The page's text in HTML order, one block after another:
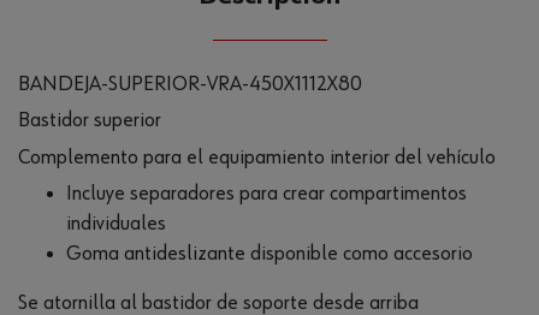
BANDEJA-SUPERIOR-VRA-450X1112X80
Bastidor superior
Complemento para el equipamiento interior del vehículo
Incluye separadores para crear compartimentos
individuales
Goma antideslizante disponible como accesorio
Se atornilla al bastidor de soporte desde arriba